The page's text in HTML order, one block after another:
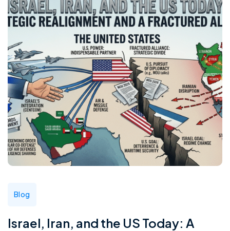
Blog
Israel, Iran, and the US Today: A